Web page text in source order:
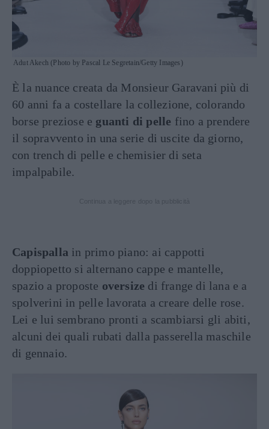
Adut Akech (Photo by Pascal Le Segretain/Getty Images)
È la nuance creata da Monsieur Garavani più di
60 anni fa a costellare la collezione, colorando
borse preziose e guanti di pelle fino a prendere
il sopravvento in una serie di uscite da giorno,
con trench di pelle e chemisier di seta
impalpabile.
Capispalla in primo piano: ai cappotti
doppiopetto si alternano cappe e mantelle,
spazio a proposte oversize di frange di lana e a
spolverini in pelle lavorata a creare delle rose.
Lei e lui sembrano pronti a scambiarsi gli abiti,
alcuni dei quali rubati dalla passerella maschile
di gennaio.